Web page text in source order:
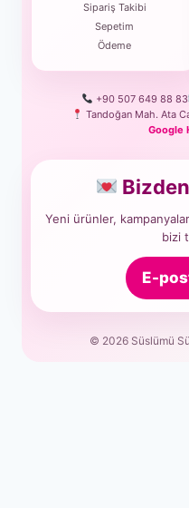
Sipariş Takibi
Sepetim
Ödeme
+90 507 649 88 83
Tandoğan Mah. Ata
Google
Yeni ürünler,
bizi
E-
© 2026 Süslümü